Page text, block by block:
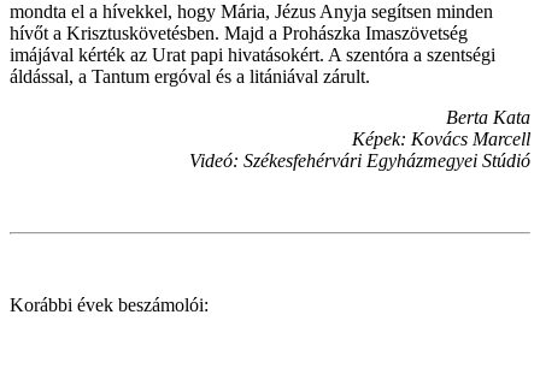
mondta el a hívekkel, hogy Mária, Jézus Anyja segítsen minden
hívőt a Krisztuskövetésben. Majd a Prohászka Imaszövetség
imájával kérték az Urat papi hivatásokért. A szentóra a szentségi
áldással, a Tantum ergóval és a litániával zárult.
Berta Kata
Képek: Kovács Marcell
Videó: Székesfehérvári Egyházmegyei Stúdió
Korábbi évek beszámolói: